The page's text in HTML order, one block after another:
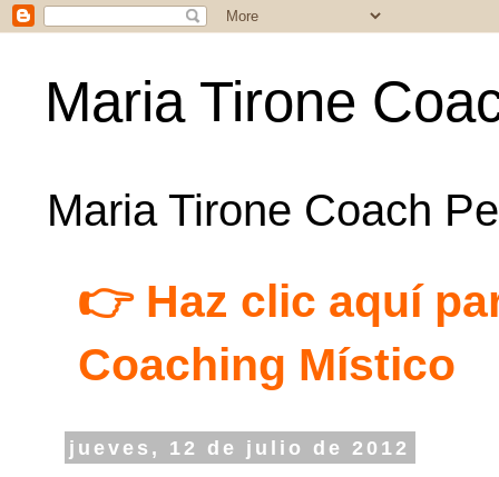
Maria Tirone
Maria Tirone Coach
👉 Haz clic aquí
Coaching Místico
jueves, 12 de julio de 2012